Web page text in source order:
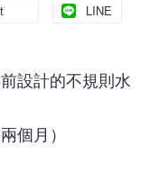
LINE
設計的不規則水
個月）